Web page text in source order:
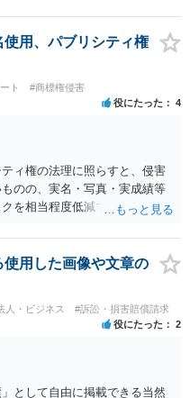
用、パブリシティ権
ト #商標権侵害
役にたった 4
ィ権の法理に照らすと、侵害
のの、実名・写真・実成績等
を相当程度低減できる設計に
た場合に「専ら顧客吸引力の
残すため、一定の注意が必要
断に一定の影響を与える可能
せん。 パブリシティ権侵害の
目的とするか」という点で判
業的目的」を強く示す要素で
ではありません。完全無償・
」としての側面が強く評価さ
がある場合は「商業利用」と
用した画像や文章の
人・ビジネス #訴訟・損害賠償請求
役にたった 2
として自由に掲載できる当然